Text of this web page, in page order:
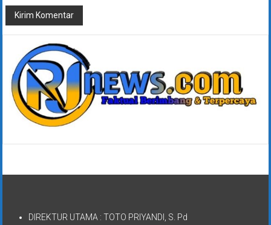
DIREKTUR UTAMA : TOTO PRIYANDI, S. Pd